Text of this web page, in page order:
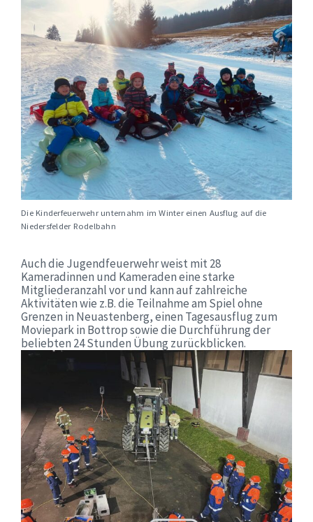
Die Kinderfeuerwehr unternahm im Winter einen Ausflug auf die
Niedersfelder Rodelbahn
Auch die Jugendfeuerwehr weist mit 28
Kameradinnen und Kameraden eine starke
Mitgliederanzahl vor und kann auf zahlreiche
Aktivitäten wie z.B. die Teilnahme am Spiel ohne
Grenzen in Neuastenberg, einen Tagesausflug zum
Moviepark in Bottrop sowie die Durchführung der
beliebten 24 Stunden Übung zurückblicken.